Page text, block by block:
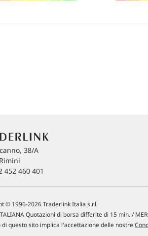
38/A
452 460 401
© 1996-2026 Traderlink Italia s.r.l.
Quotazioni di borsa differite di 15 min. /
di questo sito implica l'accettazione delle nostre